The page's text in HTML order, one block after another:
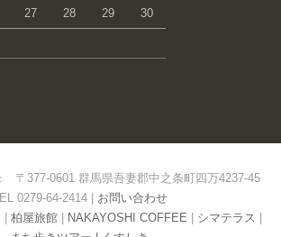
27 28 29 30
〒377-0601 群馬県吾妻郡中之条町四万4237-45
0279-64-2414 | お問い合わせ
柏屋旅館| NAKAYOSHI COFFEE シマテラス